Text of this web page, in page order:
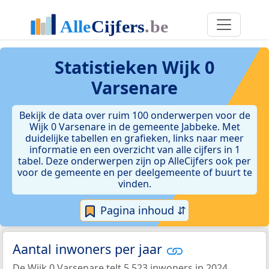
Statistieken Wijk 0
Varsenare
Bekijk de data over ruim 100 onderwerpen voor de
Wijk 0 Varsenare in de gemeente Jabbeke. Met
duidelijke tabellen en grafieken, links naar meer
informatie en een overzicht van alle cijfers in 1
tabel. Deze onderwerpen zijn op AlleCijfers ook per
voor de gemeente en per deelgemeente of buurt te
vinden.
Pagina inhoud ⇵
Aantal inwoners per jaar